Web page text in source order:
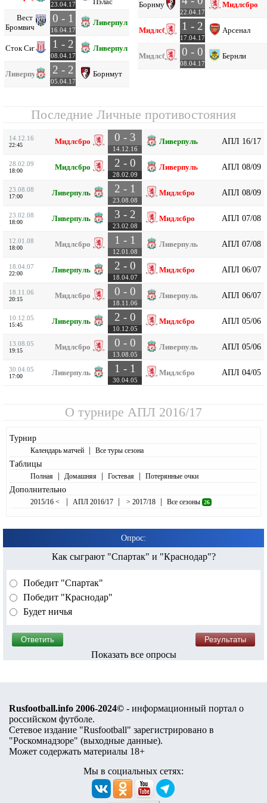
23.04.17
Вест
Бромвич
0 - 1
16.04.17
Ливерпуль
Сток Сити 1 - 2
08.04.17
Ливерпуль
Ливерпуль 2 - 2
05.04.17
Борнмут
Борнмут
22.04.17
Мидлсбро
Мидлсбро 1 - 2
17.04.17
Арсенал
Мидлсбро 0 - 0
08.04.17
Бернли
Последние Личные противостояния
14.12.16
22:45 Мидлсбро 0 - 3
14.12.16
Ливерпуль АПЛ 16/17
28.02.09
18:00 Мидлсбро 2 - 0
28.02.09
Ливерпуль АПЛ 08/09
23.08.08
17:00 Ливерпуль 2 - 1
23.08.08
Мидлсбро АПЛ 08/09
23.02.08
18:00 Ливерпуль 3 - 2
23.02.08
Мидлсбро АПЛ 07/08
12.01.08
18:00 Мидлсбро 1 - 1
12.01.08
Ливерпуль АПЛ 07/08
18.04.07
22:00 Ливерпуль 2 - 0
18.04.07
Мидлсбро АПЛ 06/07
18.11.06
20:15 Мидлсбро 0 - 0
18.11.06
Ливерпуль АПЛ 06/07
10.12.05
15:45 Ливерпуль 2 - 0
10.12.05
Мидлсбро АПЛ 05/06
13.08.05
19:15 Мидлсбро 0 - 0
13.08.05
Ливерпуль АПЛ 05/06
30.04.05
17:00 Ливерпуль 1 - 1
30.04.05
Мидлсбро АПЛ 04/05
О турнире АПЛ 2016/17
Турнир
Календарь матчей | Все туры сезона
Таблицы
Полная | Домашняя | Гостевая | Потерянные очки
Дополнительно
2015/16 < | АПЛ 2016/17 | > 2017/18 | Все сезоны 26
Опрос:
Как сыграют "Спартак" и "Краснодар"?
Победит "Спартак"
Победит "Краснодар"
Будет ничья
Показать все опросы
Rusfootball.info 2006-2024© - информационный портал о
российском футболе.
Сетевое издание "Rusfootball" зарегистрировано в
"Роскомнадзоре" (выходные данные).
Может содержать материалы 18+
Мы в социальных сетях: